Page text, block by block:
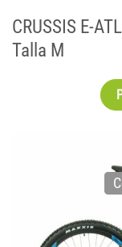
CRUSSIS E-
Talla M